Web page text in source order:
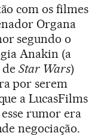
com os filmes
Organa
segundo o
Anakin (a
deStar Wars)
por serem
a LucasFilms
esse rumor era
negociação.